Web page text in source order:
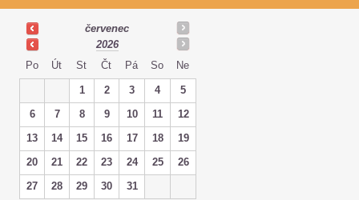
červenec
2026
Po
Út St Čt Pá So Ne
1 2 3 4
5
6
7 8 9 10 11
12
13
14 15 16 17 18
19
20
21 22 23 24 25
26
27
28 29 30 31